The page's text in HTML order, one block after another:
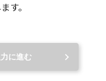
す。
に進む